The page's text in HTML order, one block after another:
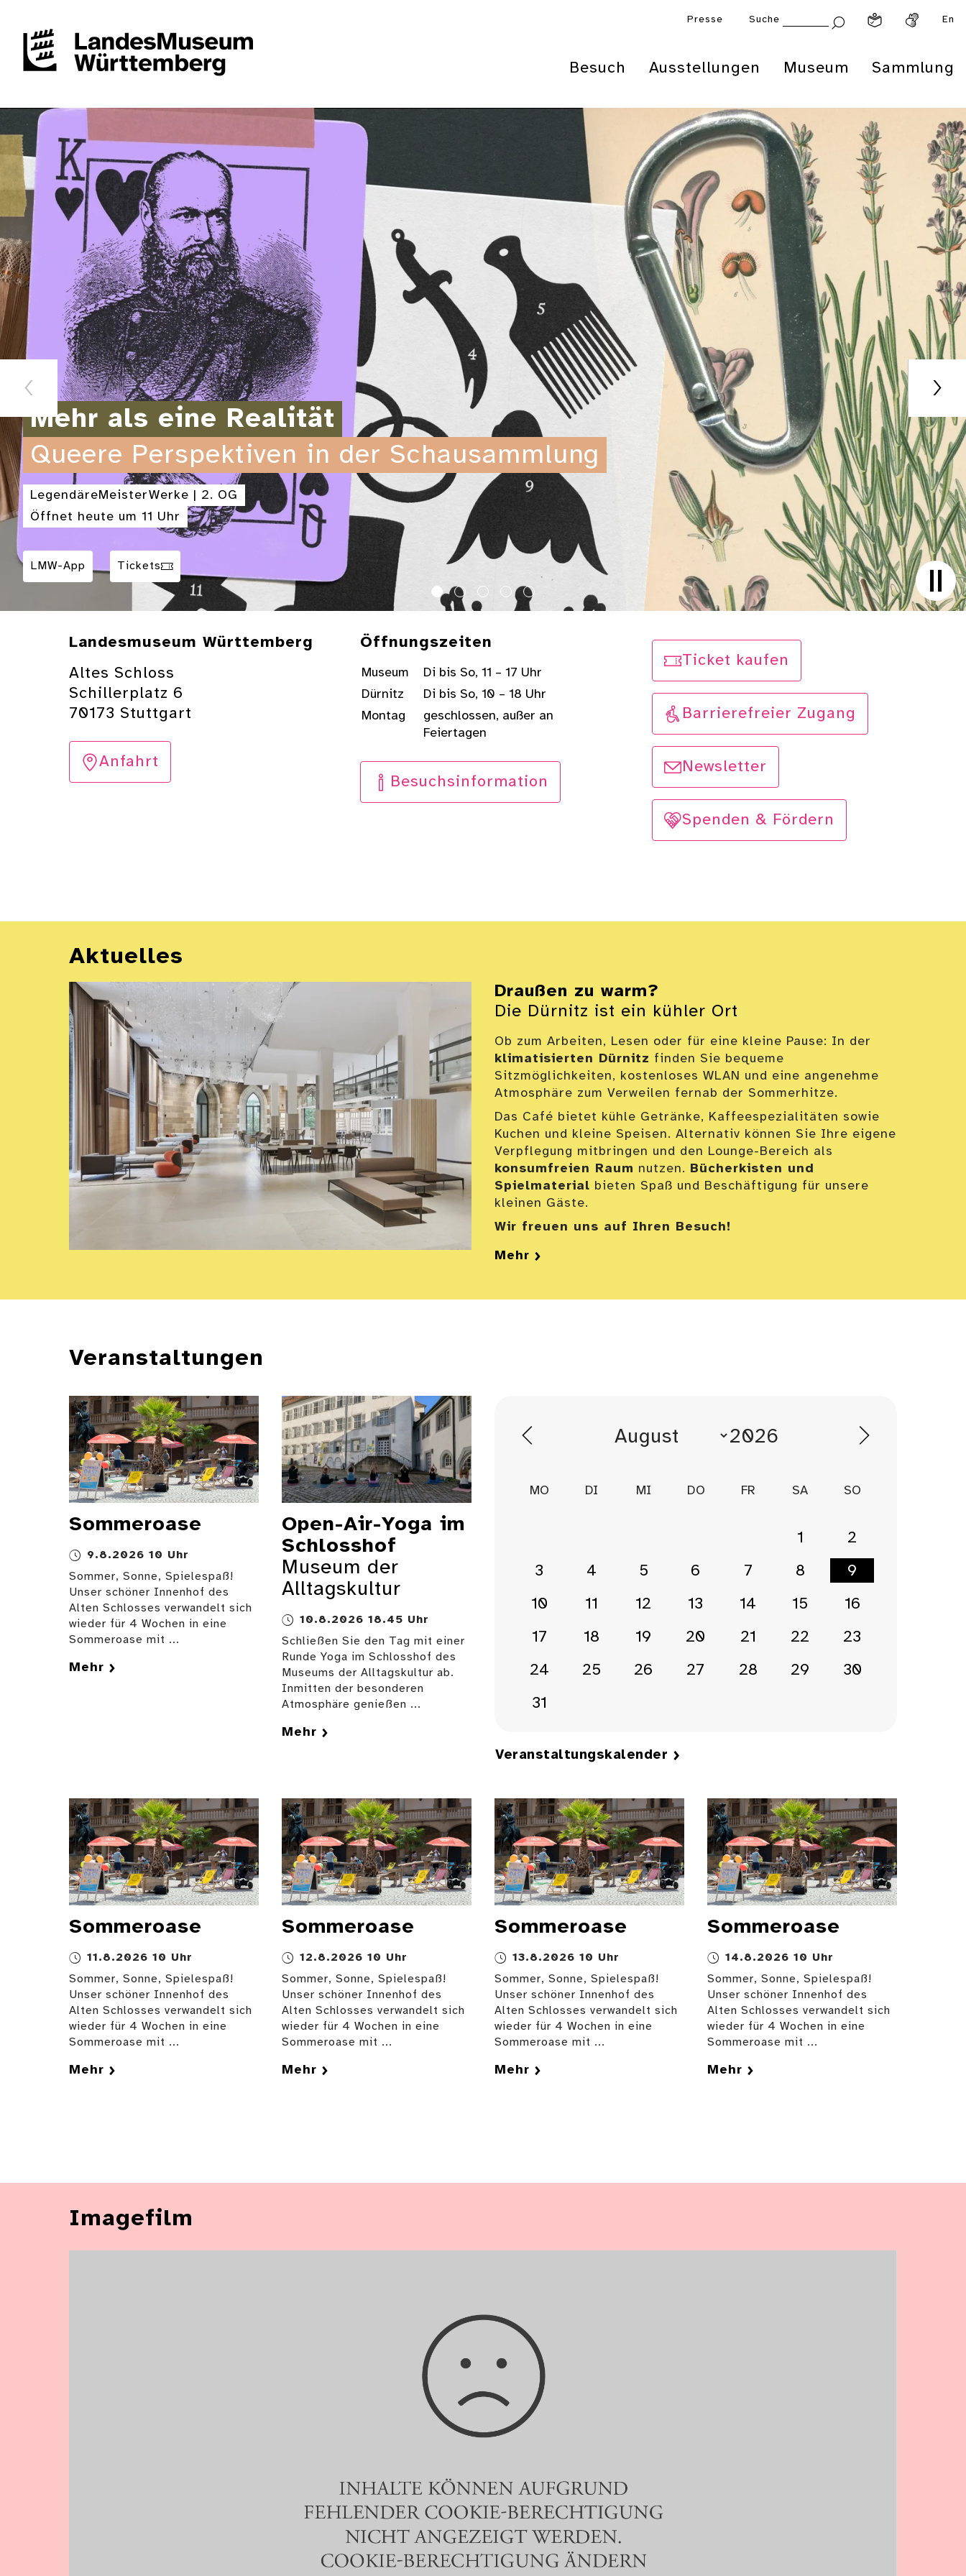
Presse Suche En
Besuch Ausstellungen Museum Sammlung
Mehr als eine Realität
Queere Perspektiven in der Schausammlung
LegendäreMeisterWerke | 2. OG
Öffnet heute um 11 Uhr
LMW-App Tickets
Landesmuseum Württemberg
Altes Schloss
Schillerplatz 6
70173 Stuttgart
Anfahrt
Öffnungszeiten
Museum
Di bis So, 11 – 17 Uhr
Dürnitz
Di bis So, 10 – 18 Uhr
Montag
geschlossen, außer an
Feiertagen
Besuchsinformation
Ticket kaufen
Barrierefreier Zugang
Newsletter
Spenden & Fördern
Aktuelles
Draußen zu warm?
Die Dürnitz ist ein kühler Ort
Ob zum Arbeiten, Lesen oder für eine kleine Pause: In der
klimatisierten Dürnitz finden Sie bequeme
Sitzmöglichkeiten, kostenloses WLAN und eine angenehme
Atmosphäre zum Verweilen fernab der Sommerhitze.
Das Café bietet kühle Getränke, Kaffeespezialitäten sowie
Kuchen und kleine Speisen. Alternativ können Sie Ihre eigene
Verpflegung mitbringen und den Lounge-Bereich als
konsumfreien Raum nutzen. Bücherkisten und
Spielmaterial bieten Spaß und Beschäftigung für unsere
kleinen Gäste.
Wir freuen uns auf Ihren Besuch!
Mehr
Veranstaltungen
Veranstaltungskalender
Sommeroase
9.8.2026 10 Uhr
Sommer, Sonne, Spielespaß!
Unser schöner Innenhof des
Alten Schlosses verwandelt sich
wieder für 4 Wochen in eine
Sommeroase mit ...
Mehr
Open-Air-Yoga im
Schlosshof
Museum der
Alltagskultur
10.8.2026 18.45 Uhr
Schließen Sie den Tag mit einer
Runde Yoga im Schlosshof des
Museums der Alltagskultur ab.
Inmitten der besonderen
Atmosphäre genießen ...
Mehr
MO DI MI DO FR SA SO
1
2
3
4 5 6 7 8
9
10
11 12 13 14 15
16
17
18 19 20 21 22
23
24
25 26 27 28 29
30
31
Veranstaltungskalender
Sommeroase
11.8.2026 10 Uhr
Sommer, Sonne, Spielespaß!
Unser schöner Innenhof des
Alten Schlosses verwandelt sich
wieder für 4 Wochen in eine
Sommeroase mit ...
Mehr
Sommeroase
12.8.2026 10 Uhr
Sommer, Sonne, Spielespaß!
Unser schöner Innenhof des
Alten Schlosses verwandelt sich
wieder für 4 Wochen in eine
Sommeroase mit ...
Mehr
Sommeroase
13.8.2026 10 Uhr
Sommer, Sonne, Spielespaß!
Unser schöner Innenhof des
Alten Schlosses verwandelt sich
wieder für 4 Wochen in eine
Sommeroase mit ...
Mehr
Sommeroase
14.8.2026 10 Uhr
Sommer, Sonne, Spielespaß!
Unser schöner Innenhof des
Alten Schlosses verwandelt sich
wieder für 4 Wochen in eine
Sommeroase mit ...
Mehr
Imagefilm